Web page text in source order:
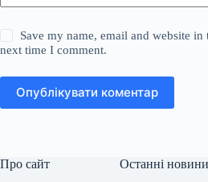
Save my name, email and website
next time I comment.
Опублікувати коментар
Про сайт Останні новини